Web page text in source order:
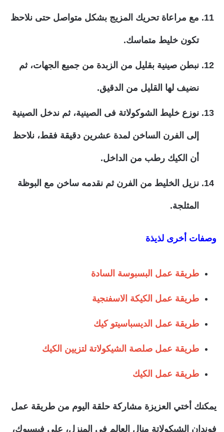
مع مراعاة تحريك المزيج بشكل متواصل حتى نلاحظ
تكون خليط متماسك.
نبطن صينية بقليل من الزبدة من جميع الجهات، ثم
نضيف لها القليل من الدقيق.
نوزع خليط الشوكولاتة فى الصينية، ثم ندخل الصينية
إلى الفرن الساخن لمدة عشرين دقيقة فقط، نلاحظ
أن الكيك رطب من الداخل.
نزيل الخليط من الفرن ثم نقدمه ساخن مع البوظة
المثلجة.
وصفات أخرى لذيذة
طريقة عمل البسبوسة السادة
طريقة عمل الكيكة الاسفنجية
طريقة عمل الديسباسيتو كيك
طريقة عمل صلصة الشيكولاتة لتزيين الكيك
طريقة عمل الكيك
يمكنك أختي العزيزة مشاركة حلقة اليوم من طريقة عمل
فوندان الشيكولاتة منال العالم في المنزل، على فيسبوك،